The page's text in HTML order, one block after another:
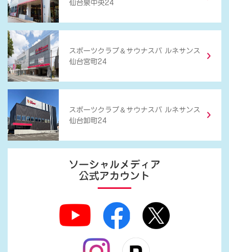
仙台泉中央24
スポーツクラブ ＆ サウナスパ ルネサンス
仙台宮町24
スポーツクラブ ＆ サウナスパ ルネサンス
仙台卸町24
ソーシャルメディア
公式アカウント